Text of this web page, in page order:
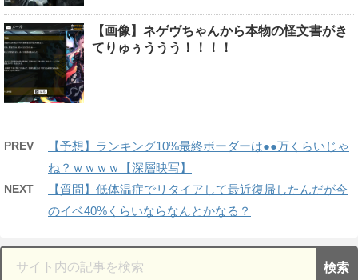
【画像】ネゲヴちゃんから本物の怪文書がき
てりゅぅううう！！！！
PREV
【予想】ランキング10%最終ボーダーは●●万くらいじゃ
ね？ｗｗｗｗ【深層映写】
NEXT
【質問】低体温症でリタイアして最近復帰したんだが今
のイベ40%くらいならなんとかなる？